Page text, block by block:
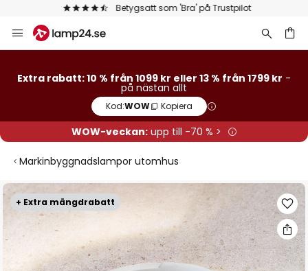
Betygsatt som 'Bra' på Trustpilot
Hoppa
till
Extra rabatt: 10 % från 1099 kr eller 13 % från 1799 kr -
på nästan allt
Kod:WOW Kopiera
WOW-veckan:upp till -70 % >
Markinbyggnadslampor utomhus
+ Extra mängdrabatt
Hoppa
till
slutet
av
bildgalleriet